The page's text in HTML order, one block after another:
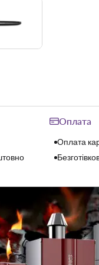
Оплата
Оплата